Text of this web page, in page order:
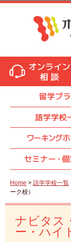
留学プ
語学学校
ワーキング
セミナー・
Home > 語学学校一覧
ーク校）
ナビタス
ー・ハイ